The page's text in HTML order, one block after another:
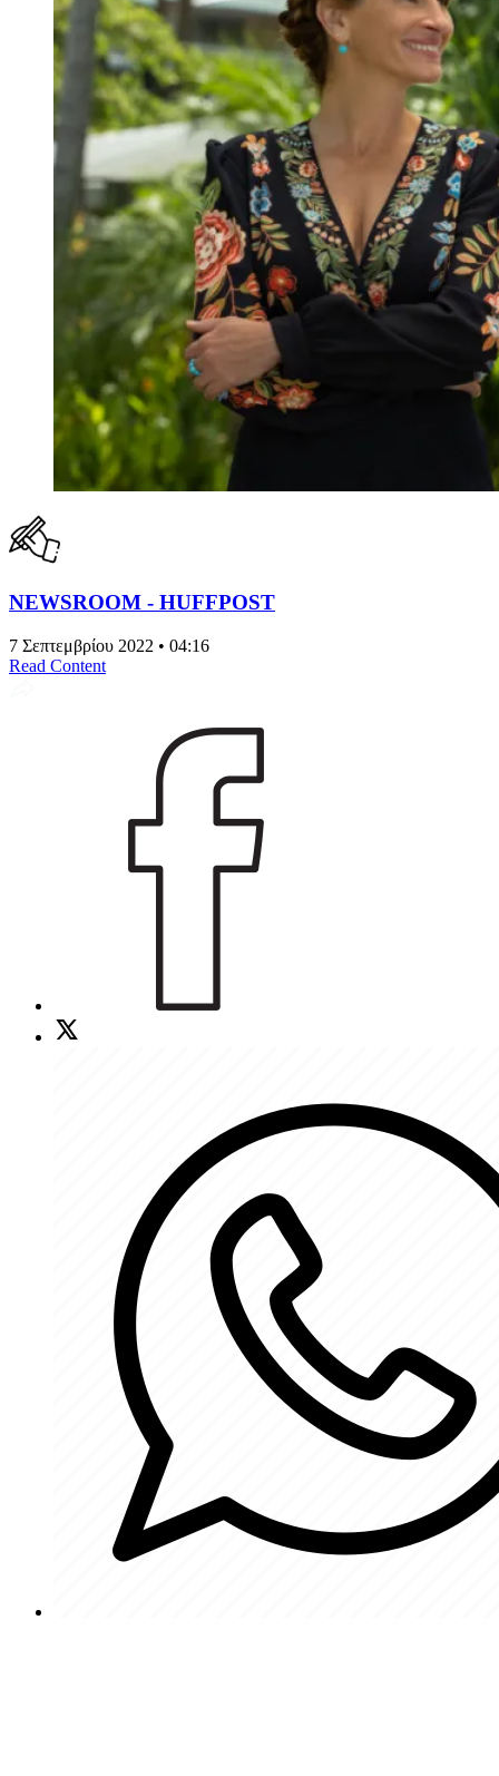
NEWSROOM - HUFFPOST
7 Σεπτεμβρίου 2022 • 04:16
Read Content